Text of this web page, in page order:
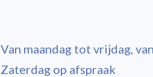
Van maandag tot vrijdag,
Zaterdag op afspraak